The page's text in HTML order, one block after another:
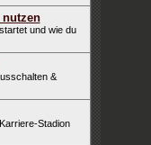
nutzen
und wie du
&
Stadion